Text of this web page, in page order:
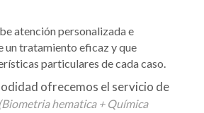
atención personalizada e
un tratamiento eficaz y que
particulares de cada caso.
ofrecemos el servicio de
(Biometria hematica + Química